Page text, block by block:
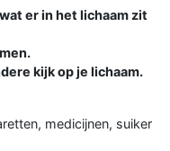
er in het lichaam zit
kijk op je lichaam.
medicijnen, suiker